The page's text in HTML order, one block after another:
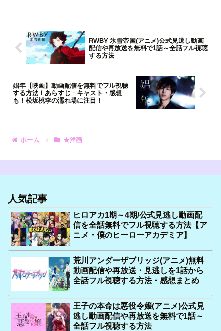
RWBY 氷雪帝国(アニメ)公式見逃し動画
配信や再放送を無料で1話～全話フル視聴
する方法
娼年【映画】動画配信を無料でフル視聴
する方法！あらすじ・キャスト・感想
も！松坂桃李の濡れ場に注目！
ホーム ★洋画
人気記事
ヒロアカ1期～4期/公式見逃し動画配
信を全話無料でフル視聴する方法【ア
ニメ・僕のヒーローアカデミア】
荒川アンダーザブリッジ(アニメ)無料
動画配信や再放送・見逃しを1話から
全話フル視聴する方法・感想まとめ
王子の本命は悪役令嬢(アニメ)公式見
逃し動画配信や再放送を無料で1話～
全話フル視聴する方法